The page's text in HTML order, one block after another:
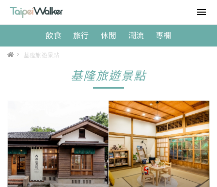
飲食 旅行 休閒 潮流 專欄
> 基隆旅遊景點
基隆旅遊景點